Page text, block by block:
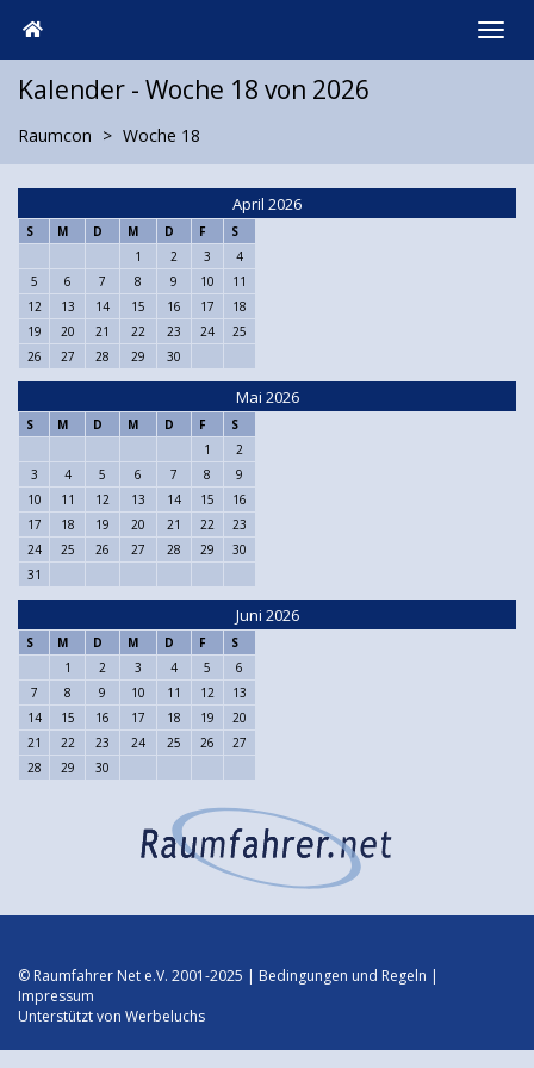
Kalender - Woche 18 von 2026
Raumcon Woche 18
April 2026
S M D M D F
S
1
2 3
4
5
6 7 8 9 10
11
12
13 14 15 16 17
18
19
20 21 22 23 24
25
26
27 28 29 30
Mai 2026
S M D M D F
S
1
2
3
4 5 6 7 8
9
10
11 12 13 14 15
16
17
18 19 20 21 22
23
24
25 26 27 28 29
30
31
Juni 2026
S M D M D F
S
1
2 3 4 5
6
7
8 9 10 11 12
13
14
15 16 17 18 19
20
21
22 23 24 25 26
27
28
29 30
© Raumfahrer Net e.V. 2001-2025 | Bedingungen und Regeln |
Impressum
Unterstützt von Werbeluchs